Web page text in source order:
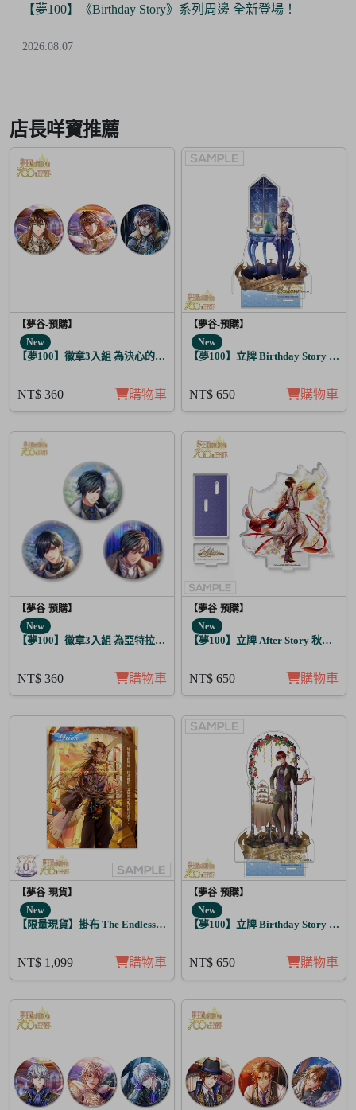
【夢100】《Birthday Story》系列周邊 全新登場！
2026.08.07
6
店長咩寶推薦
【夢谷-預購】
New
【夢100】徽章3入組 為決心的落幕獻上愛之歌 阿魯泰爾
NT$ 360 購物車
【夢谷-預購】
New
【夢100】立牌 Birthday Story 修尼
NT$ 650 購物車
【夢谷-預購】
New
【夢100】徽章3入組 為亞特拉斯的聖夜點燃夢之火 伊凡
NT$ 360 購物車
【夢谷-預購】
New
【夢100】立牌 After Story 秋人 日覺
NT$ 650 購物車
【夢谷-現貨】
New
【限量現貨】掛布 The Endless Sky 奧里恩
NT$ 1,099 購物車
【夢谷-預購】
New
【夢100】立牌 Birthday Story 哈茲
NT$ 650 購物車